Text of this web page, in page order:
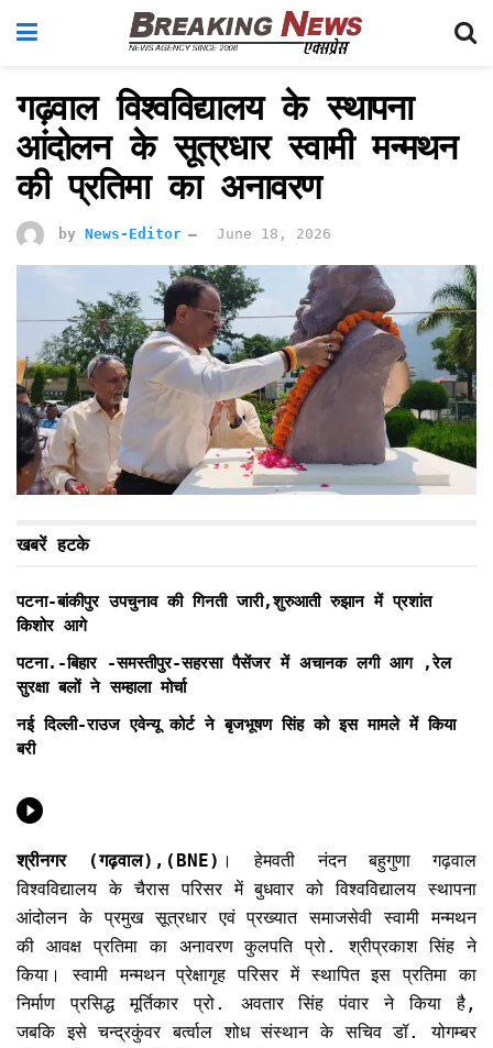
गढ़वाल विश्वविद्यालय के स्थापना
आंदोलन के सूत्रधार स्वामी मन्मथन
की प्रतिमा का अनावरण
by News-Editor June 18, 2026
खबरें हटके
पटना-बांकीपुर उपचुनाव की गिनती जारी,शुरुआती रुझान में प्रशांत
किशोर आगे
पटना.-बिहार -समस्तीपुर-सहरसा पैसेंजर में अचानक लगी आग ,रेल
सुरक्षा बलों ने सम्हाला मोर्चा
नई दिल्ली-राउज एवेन्यू कोर्ट ने बृजभूषण सिंह को इस मामले में किया
बरी
श्रीनगर (गढ़वाल),(BNE) । हेमवती नंदन बहुगुणा गढ़वाल
विश्वविद्यालय के चैरास परिसर में बुधवार को विश्वविद्यालय स्थापना
आंदोलन के प्रमुख सूत्रधार एवं प्रख्यात समाजसेवी स्वामी मन्मथन
की आवक्ष प्रतिमा का अनावरण कुलपति प्रो. श्रीप्रकाश सिंह ने
किया। स्वामी मन्मथन प्रेक्षागृह परिसर में स्थापित इस प्रतिमा का
निर्माण प्रसिद्ध मूर्तिकार प्रो. अवतार सिंह पंवार ने किया है,
जबकि इसे चन्द्रकुंवर बर्त्वाल शोध संस्थान के सचिव डॉ. योगम्बर